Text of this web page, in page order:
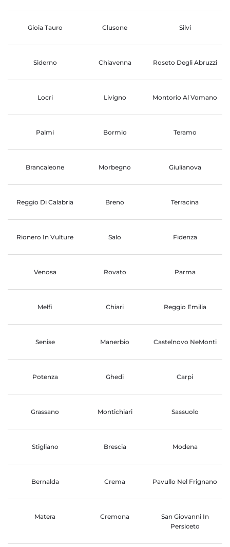
Gioia Tauro Clusone Silvi
Siderno Chiavenna Roseto Degli Abruzzi
Locri Livigno Montorio Al Vomano
Palmi Bormio Teramo
Brancaleone Morbegno Giulianova
Reggio Di Calabria Breno Terracina
Rionero In Vulture Salo Fidenza
Venosa Rovato Parma
Melfi Chiari Reggio Emilia
Senise Manerbio Castelnovo NeMonti
Potenza Ghedi Carpi
Grassano Montichiari Sassuolo
Stigliano Brescia Modena
Bernalda Crema Pavullo Nel Frignano
Matera Cremona
San Giovanni In
Persiceto